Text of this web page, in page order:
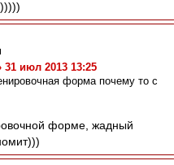
31 июл 2013 13:25
форма почему то с
форме, жадный